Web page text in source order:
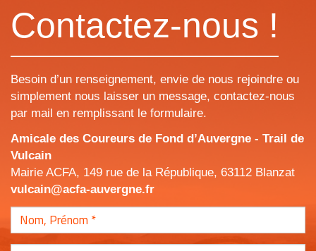
Contactez-nous !
Besoin d’un renseignement, envie de nous rejoindre ou
simplement nous laisser un message, contactez-nous
par mail en remplissant le formulaire.
Amicale des Coureurs de Fond d’Auvergne - Trail de
Vulcain
Mairie ACFA, 149 rue de la République, 63112 Blanzat
vulcain@acfa-auvergne.fr